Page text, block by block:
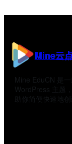
Mine云
Mine EduCN 是
WordPress 主题
助你简便快速地